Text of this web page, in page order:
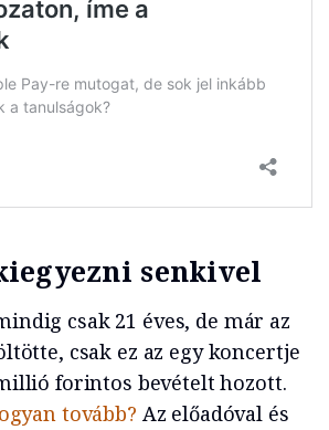
senkivel
csak 21 éves, de már az
csak ez az egy koncertje
forintos bevételt hozott.
tovább? Az előadóval és